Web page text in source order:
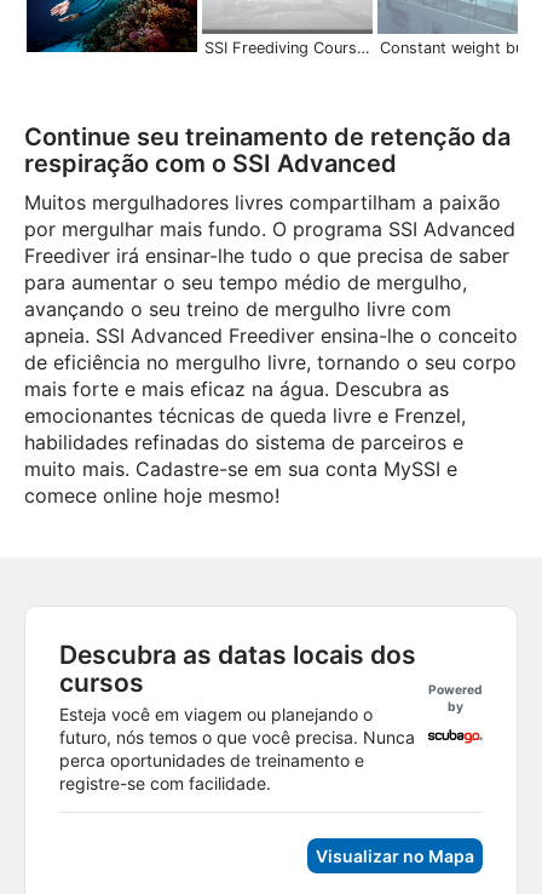
SSI Freediving Courses | Scuba Schools International
Continue seu treinamento de retenção da
respiração com o SSI Advanced
Muitos mergulhadores livres compartilham a paixão
por mergulhar mais fundo. O programa SSI Advanced
Freediver irá ensinar-lhe tudo o que precisa de saber
para aumentar o seu tempo médio de mergulho,
avançando o seu treino de mergulho livre com
apneia. SSI Advanced Freediver ensina-lhe o conceito
de eficiência no mergulho livre, tornando o seu corpo
mais forte e mais eficaz na água. Descubra as
emocionantes técnicas de queda livre e Frenzel,
habilidades refinadas do sistema de parceiros e
muito mais. Cadastre-se em sua conta MySSI e
comece online hoje mesmo!
Descubra as datas locais dos
cursos
Esteja você em viagem ou planejando o
futuro, nós temos o que você precisa. Nunca
perca oportunidades de treinamento e
registre-se com facilidade.
Powered
by
Visualizar no Mapa